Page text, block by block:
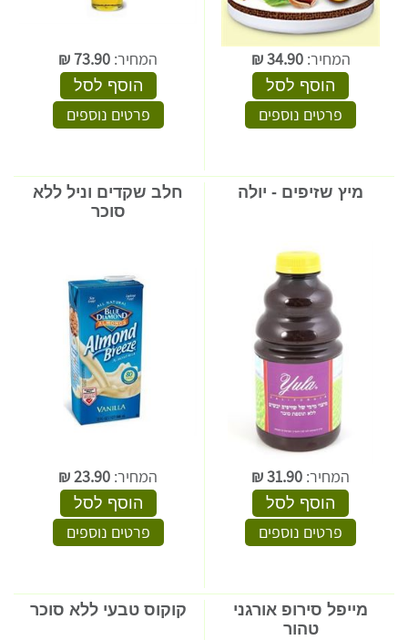
המחיר:34.90
₪
הוסף לסל
פרטים נוספים
המחיר: 73.90
₪
הוסף לסל
פרטים נוספים
מיץ שזיפים - יולה
המחיר: 31.90
₪
הוסף לסל
פרטים נוספים
חלב שקדים וניל ללא
סוכר
המחיר: 23.90
₪
הוסף לסל
פרטים נוספים
מייפל סירופ אורגני
טהור
קוקוס טבעי ללא סוכר